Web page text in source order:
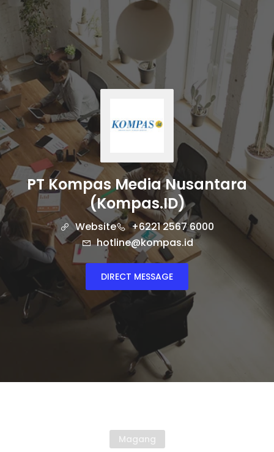
PT Kompas Media Nusantara
(Kompas.ID)
Website
+6221 2567 6000
hotline@kompas.id
DIRECT MESSAGE
Magang